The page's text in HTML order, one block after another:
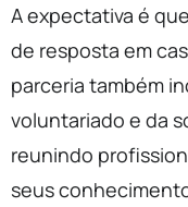
A expectativa é
de resposta em
parceria também
voluntariado e da
reunindo
seus